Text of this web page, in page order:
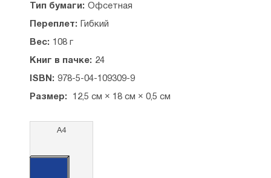
Тип бумаги: Офсетная
Переплет: Гибкий
Вес: 108 г
Книг в пачке: 24
ISBN: 978-5-04-109309-9
Размер: 12,5 см × 18 см × 0,5 см
А4